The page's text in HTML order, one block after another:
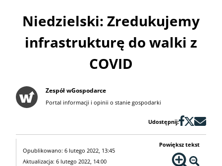
Niedzielski: Zredukujemy
infrastrukturę do walki z
COVID
Zespół wGospodarce
Portal informacji i opinii o stanie gospodarki
Udostępnij:
Opublikowano: 6 lutego 2022, 13:45
Aktualizacja: 6 lutego 2022, 14:00
Powiększ tekst